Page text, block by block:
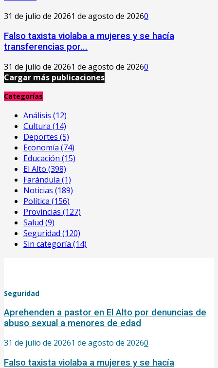
31 de julio de 20261 de agosto de 20260
Falso taxista violaba a mujeres y se hacía
transferencias por...
31 de julio de 20261 de agosto de 20260
Cargar más publicaciones
Categorías
Análisis (12)
Cultura (14)
Deportes (5)
Economía (74)
Educación (15)
El Alto (398)
Farándula (1)
Noticias (189)
Política (156)
Provincias (127)
Salud (9)
Seguridad (120)
Sin categoría (14)
Seguridad
Aprehenden a pastor en El Alto por denuncias de
abuso sexual a menores de edad
31 de julio de 20261 de agosto de 20260
Falso taxista violaba a mujeres y se hacía